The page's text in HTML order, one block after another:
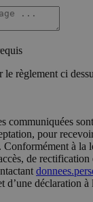
règlement ci
communiquées
pour
Conformément à la
de
d’une déclaration